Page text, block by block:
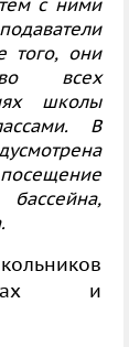
с ними
того, они
во всех
школы
В
и